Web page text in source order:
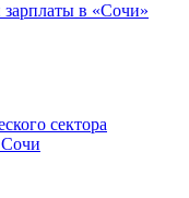
зарплаты в «Сочи»
сектора
Сочи